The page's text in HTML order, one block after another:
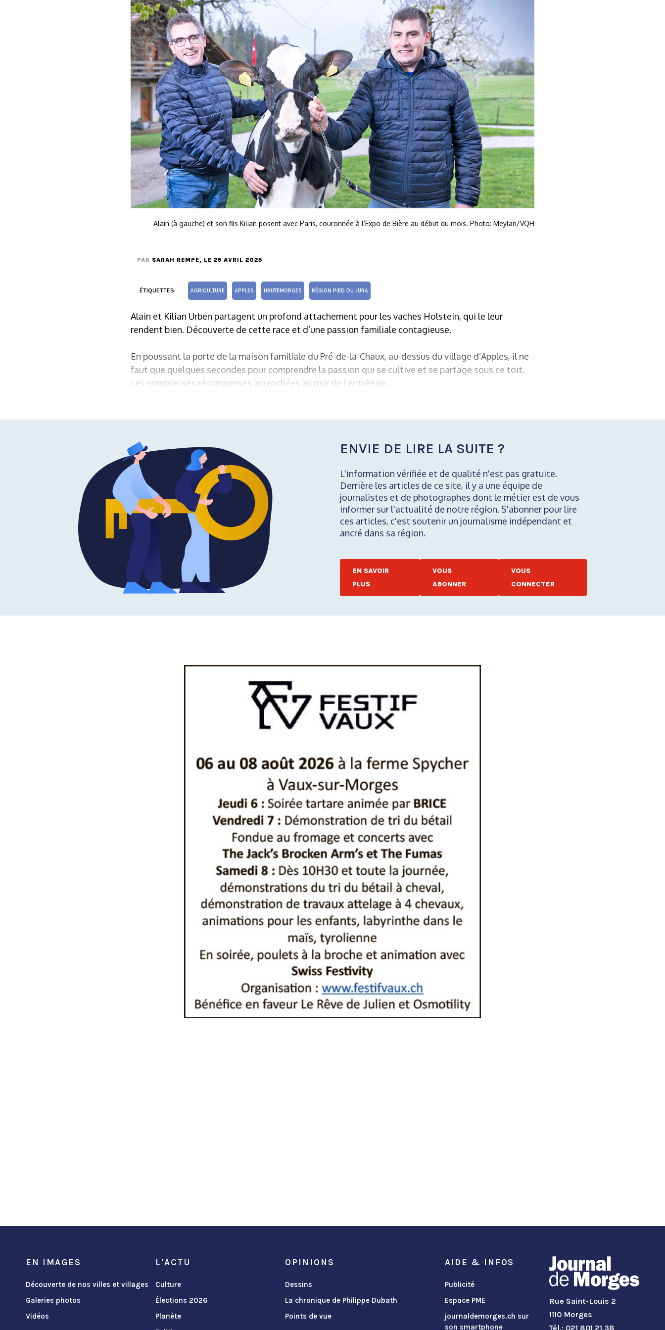
Alain (à gauche) et son fils Kilian posent avec Paris, couronnée à l’Expo de Bière au début du mois. Photo: Meylan/VQH
PAR SARAH REMPE, LE 25 AVRIL 2025
ÉTIQUETTES: AGRICULTURE APPLES HAUTEMORGES RÉGION PIED DU JURA
Alain et Kilian Urben partagent un profond attachement pour les vaches Holstein, qui le leur
rendent bien. Découverte de cette race et d’une passion familiale contagieuse.
En poussant la porte de la maison familiale du Pré-de-la-Chaux, au-dessus du village d’Apples, il ne
faut que quelques secondes pour comprendre la passion qui se cultive et se partage sous ce toit.
Les nombreuses récompenses accrochées au mur de l’entrée ne...
ENVIE DE LIRE LA SUITE ?
L'information vérifiée et de qualité n'est pas gratuite.
Derrière les articles de ce site, il y a une équipe de
journalistes et de photographes dont le métier est de vous
informer sur l'actualité de notre région. S'abonner pour lire
ces articles, c'est soutenir un journalisme indépendant et
ancré dans sa région.
EN SAVOIR
PLUS
VOUS
ABONNER
VOUS
CONNECTER
EN IMAGES
Découverte de nos villes et villages
Galeries photos
Vidéos
L'ACTU
Culture
Élections 2026
Planète
OPINIONS
Dessins
La chronique de Philippe Dubath
Points de vue
AIDE & INFOS
Publicité
Espace PME
journaldemorges.ch sur
son smartphone
Rue Saint-Louis 2
1110 Morges
Tél.: 021 801 21 38